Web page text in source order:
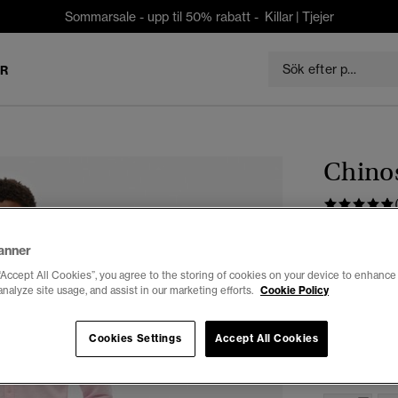
Sommarsale - upp til 50% rabatt - Killar| Tjejer
Färg:
All Cookies”, you agree to the storing of cookies on your device to
site usage, and assist in our marketing efforts. Cookie Policy
Accept All Cookies
Cookies Settings